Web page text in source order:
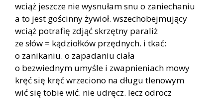
wciąż jeszcze nie wysnułam snu o zaniechaniu
a to jest gościnny żywioł. wszechobejmujący
wciąż potrafię zdjąć skrzętny paraliż
ze słów = kądziołków przędnych. i tkać:
o zanikaniu. o zapadaniu ciała
o bezwiednym umyśle i zwapnieniach mowy
kręć się kręć wrzeciono na długu tlenowym
wić się tobie wić. nie udręcz. lecz odrocz